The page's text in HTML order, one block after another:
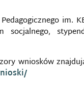
im.
wniosków